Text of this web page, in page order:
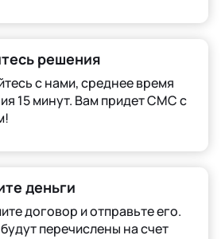
решения
с нами, среднее время
15 минут. Вам придет СМС с
деньги
договор и отправьте его.
перечислены на счет